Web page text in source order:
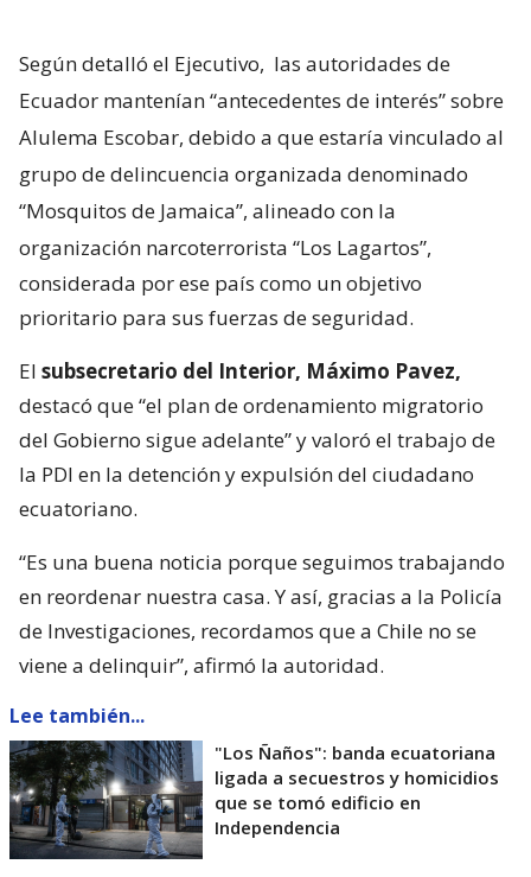
Según detalló el Ejecutivo, las autoridades de
Ecuador mantenían “antecedentes de interés” sobre
Alulema Escobar, debido a que estaría vinculado al
grupo de delincuencia organizada denominado
“Mosquitos de Jamaica”, alineado con la
organización narcoterrorista “Los Lagartos”,
considerada por ese país como un objetivo
prioritario para sus fuerzas de seguridad.
El subsecretario del Interior, Máximo Pavez,
destacó que “el plan de ordenamiento migratorio
del Gobierno sigue adelante” y valoró el trabajo de
la PDI en la detención y expulsión del ciudadano
ecuatoriano.
“Es una buena noticia porque seguimos trabajando
en reordenar nuestra casa. Y así, gracias a la Policía
de Investigaciones, recordamos que a Chile no se
viene a delinquir”, afirmó la autoridad.
Lee también...
"Los Ñaños": banda ecuatoriana
ligada a secuestros y homicidios
que se tomó edificio en
Independencia